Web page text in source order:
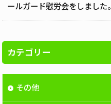
ールガード慰労会をしました。
カテゴリー
その他